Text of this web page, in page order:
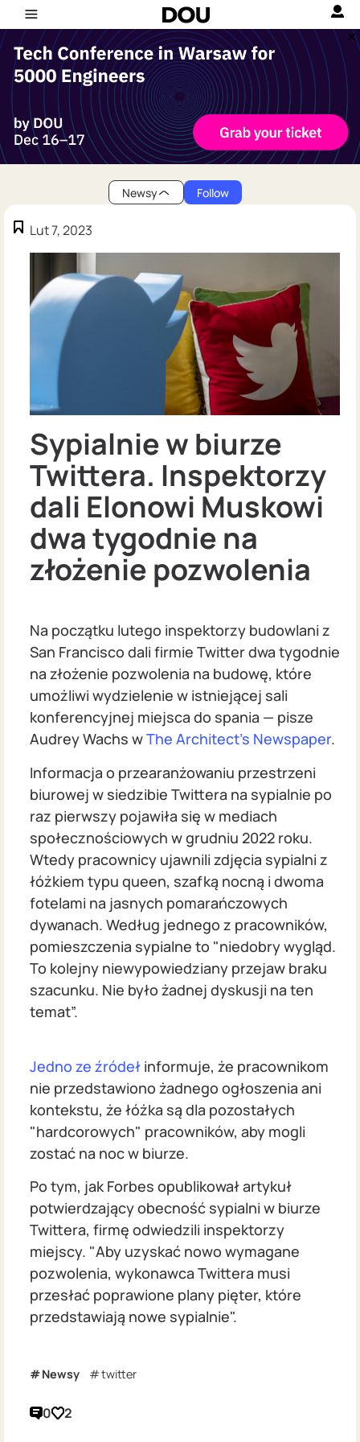
Newsy Follow
Lut 7, 2023
Sypialnie w biurze
Twittera. Inspektorzy
dali Elonowi Muskowi
dwa tygodnie na
złożenie pozwolenia
Na początku lutego inspektorzy budowlani z
San Francisco dali firmie Twitter dwa tygodnie
na złożenie pozwolenia na budowę, które
umożliwi wydzielenie w istniejącej sali
konferencyjnej miejsca do spania — pisze
Audrey Wachs wThe Architect's Newspaper.
Informacja o przearanżowaniu przestrzeni
biurowej w siedzibie Twittera na sypialnie po
raz pierwszy pojawiła się w mediach
społecznościowych w grudniu 2022 roku.
Wtedy pracownicy ujawnili zdjęcia sypialni z
łóżkiem typu queen, szafką nocną i dwoma
fotelami na jasnych pomarańczowych
dywanach. Według jednego z pracowników,
pomieszczenia sypialne to "niedobry wygląd.
To kolejny niewypowiedziany przejaw braku
szacunku. Nie było żadnej dyskusji na ten
temat”.
Jedno ze źródeł informuje, że pracownikom
nie przedstawiono żadnego ogłoszenia ani
kontekstu, że łóżka są dla pozostałych
"hardcorowych" pracowników, aby mogli
zostać na noc w biurze.
Po tym, jak Forbes opublikował artykuł
potwierdzający obecność sypialni w biurze
Twittera, firmę odwiedzili inspektorzy
miejscy. "Aby uzyskać nowo wymagane
pozwolenia, wykonawca Twittera musi
przesłać poprawione plany pięter, które
przedstawiają nowe sypialnie".
Newsy twitter
0 2